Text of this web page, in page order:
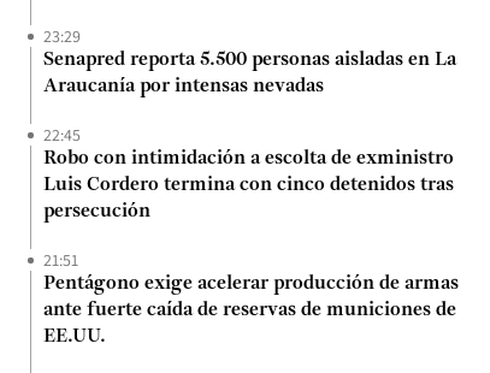
23:29
Senapred reporta 5.500 personas aisladas en La
Araucanía por intensas nevadas
22:45
Robo con intimidación a escolta de exministro
Luis Cordero termina con cinco detenidos tras
persecución
21:51
Pentágono exige acelerar producción de armas
ante fuerte caída de reservas de municiones de
EE.UU.